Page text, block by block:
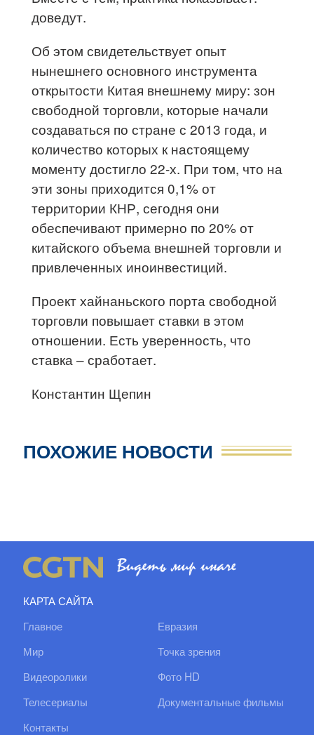
доведут.
Об этом свидетельствует опыт
нынешнего основного инструмента
открытости Китая внешнему миру: зон
свободной торговли, которые начали
создаваться по стране с 2013 года, и
количество которых к настоящему
моменту достигло 22-х. При том, что на
эти зоны приходится 0,1% от
территории КНР, сегодня они
обеспечивают примерно по 20% от
китайского объема внешней торговли и
привлеченных иноинвестиций.
Проект хайнаньского порта свободной
торговли повышает ставки в этом
отношении. Есть уверенность, что
ставка – сработает.
Константин Щепин
ПОХОЖИЕ НОВОСТИ
КАРТА САЙТА
Главное
Евразия
Мир
Точка зрения
Видеоролики
Фото HD
Телесериалы
Документальные фильмы
Контакты